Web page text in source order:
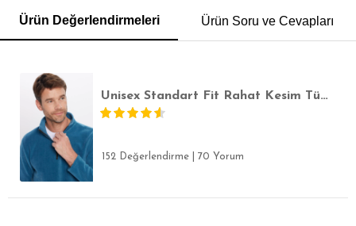
POLO YAKA T-SHIRT KEMER BOXER
Ürün Değerlendirmeleri Ürün Soru ve Cevapları
Unisex Standart Fit Rahat Kesim Tüylenmeye Karşı Dirençli Soğuğa Karşı Dayanıklı İndigo Dik Yaka Polar Sweatshirt
152 Değerlendirme 70 Yorum